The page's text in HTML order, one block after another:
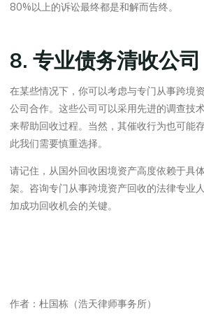
80%以上的诉讼最终都是和解而告终。
8. 专业债务清收公司
在某些情况下，你可以考虑与专门从事跨境
公司合作。这些公司可以采用先进的调查技
来帮助回收过程。当然，其催收行为也可能
此我们需要慎重选择。
请记住，从国外回收困境资产高度依赖于具
架。咨询专门从事跨境资产回收的法律专业
加成功回收机会的关键。
作者：杜国栋（浩天律师事务所）